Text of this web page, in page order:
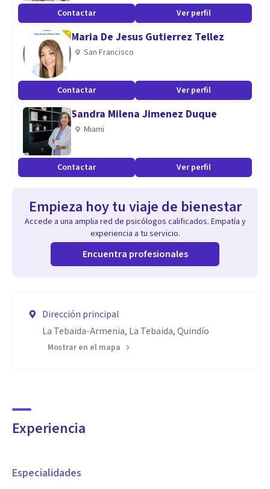
Contactar Ver perfil
Maria De Jesus Gutierrez Tellez
San Francisco
Contactar Ver perfil
Sandra Milena Jimenez Duque
Miami
Contactar Ver perfil
Empieza hoy tu viaje de bienestar
Accede a una amplia red de psicólogos calificados. Empatía y
experiencia a tu servicio.
Encuentra profesionales
Dirección principal
La Tebaida-Armenia, La Tebaida, Quindío
Mostrar en el mapa
Experiencia
Especialidades